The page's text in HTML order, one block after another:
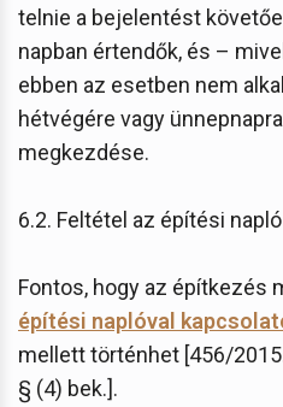
telnie a bejelentést
napban értendők, és –
ebben az esetben nem
hétvégére vagy
megkezdése.
6.2. Feltétel az építési
Fontos, hogy az építkezés
építési naplóval
mellett történhet [456/
§ (4) bek.].